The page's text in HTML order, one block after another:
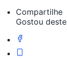
Compartilhe
Gostou